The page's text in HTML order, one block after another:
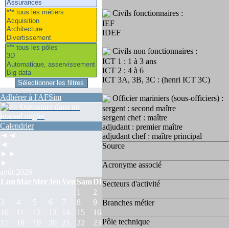
Adhérer à l'AFSim
Calendrier
◄◄
◄
►►
►
août 2026
Lun Mar Mer Jeu Ven Sam Dim
1
2
3
4 5 6 7 8
9
10
11 12 13 14 15
16
17
18 19 20 21 22
23
Civils fonctionnaires :
IEF
IDEF
Civils non fonctionnaires :
ICT 1 : 1 à 3 ans
ICT 2 : 4 à 6
ICT 3A, 3B, 3C : (henri ICT 3C)
Officier mariniers (sous-officiers) :
sergent : second maître
sergent chef : maître
adjudant : premier maître
adjudant chef : maître principal
Source
Acronyme associé
Secteurs d'activité
Branches métier
Pôle technique